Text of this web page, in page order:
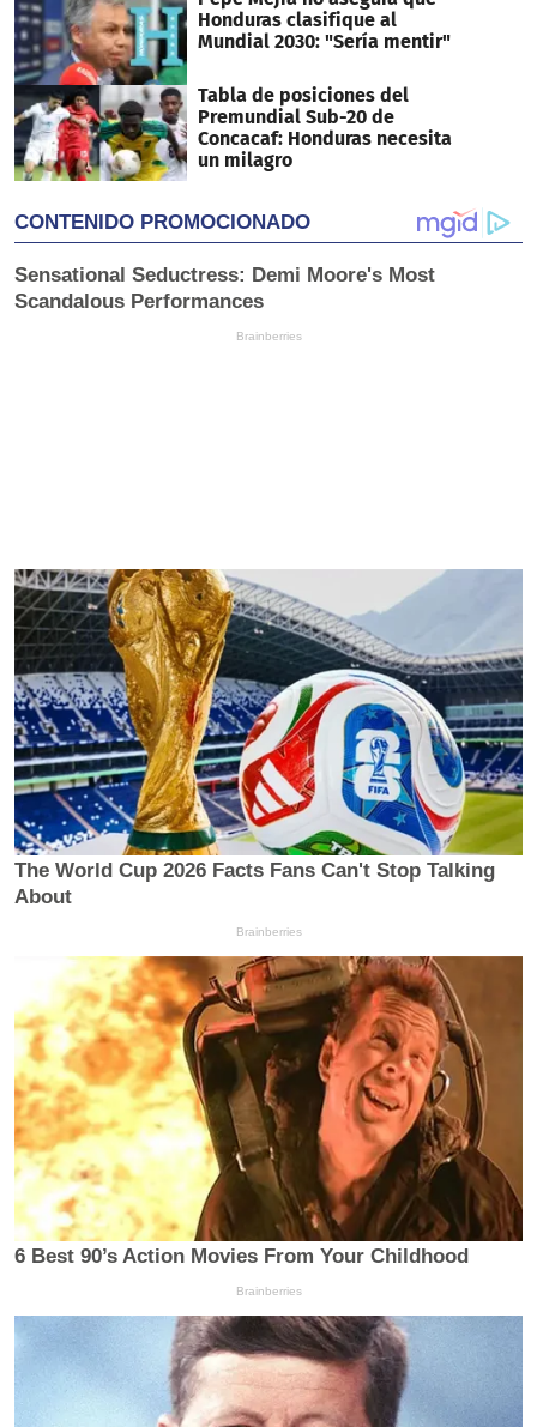
Honduras clasifique al
Mundial 2030: "Sería mentir"
Tabla de posiciones del
Premundial Sub-20 de
Concacaf: Honduras necesita
un milagro